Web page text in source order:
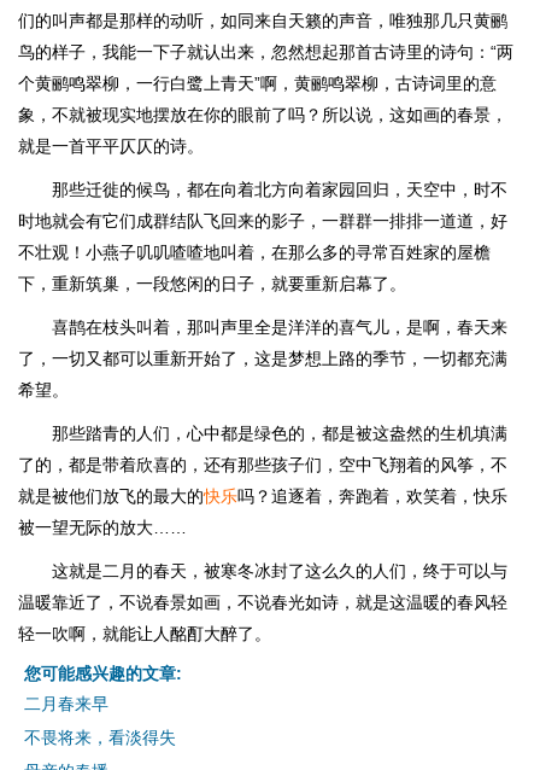
们的叫声都是那样的动听，如同来自天籁的声音，唯独那几只黄鹂
鸟的样子，我能一下子就认出来，忽然想起那首古诗里的诗句：“两
个黄鹂鸣翠柳，一行白鹭上青天”啊，黄鹂鸣翠柳，古诗词里的意
象，不就被现实地摆放在你的眼前了吗？所以说，这如画的春景，
就是一首平平仄仄的诗。
那些迁徙的候鸟，都在向着北方向着家园回归，天空中，时不
时地就会有它们成群结队飞回来的影子，一群群一排排一道道，好
不壮观！小燕子叽叽喳喳地叫着，在那么多的寻常百姓家的屋檐
下，重新筑巢，一段悠闲的日子，就要重新启幕了。
喜鹊在枝头叫着，那叫声里全是洋洋的喜气儿，是啊，春天来
了，一切又都可以重新开始了，这是梦想上路的季节，一切都充满
希望。
那些踏青的人们，心中都是绿色的，都是被这盎然的生机填满
了的，都是带着欣喜的，还有那些孩子们，空中飞翔着的风筝，不
就是被他们放飞的最大的快乐吗？追逐着，奔跑着，欢笑着，快乐
被一望无际的放大……
这就是二月的春天，被寒冬冰封了这么久的人们，终于可以与
温暖靠近了，不说春景如画，不说春光如诗，就是这温暖的春风轻
轻一吹啊，就能让人酩酊大醉了。
您可能感兴趣的文章:
二月春来早
不畏将来，看淡得失